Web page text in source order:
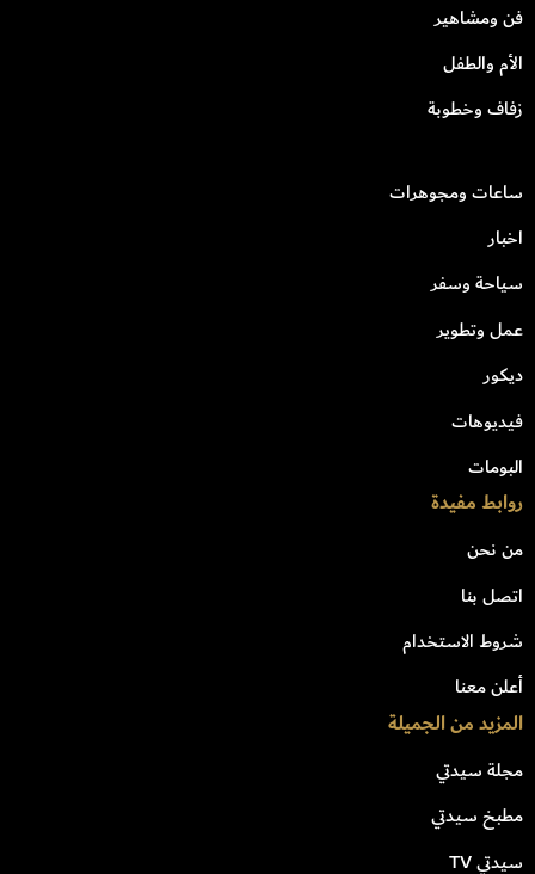
فن ومشاهير
الأم والطفل
زفاف وخطوبة
ساعات ومجوهرات
اخبار
سياحة وسفر
عمل وتطوير
ديكور
فيديوهات
البومات
روابط مفيدة
من نحن
اتصل بنا
شروط الاستخدام
أعلن معنا
المزيد من الجميلة
مجلة سيدتي
مطبخ سيدتي
سيدتي TV